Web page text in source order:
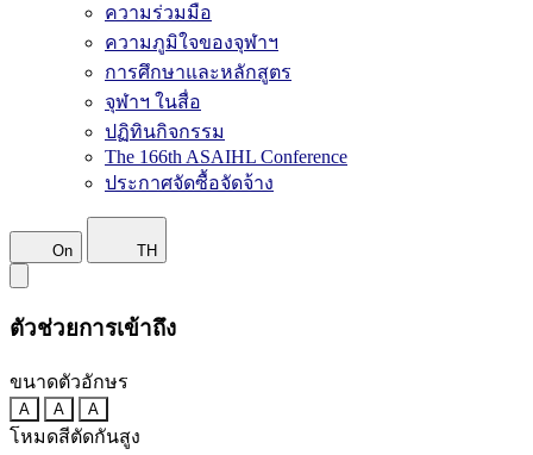
ความร่วมมือ
ความภูมิใจของจุฬาฯ
การศึกษาและหลักสูตร
จุฬาฯ ในสื่อ
ปฏิทินกิจกรรม
The 166th ASAIHL Conference
ประกาศจัดซื้อจัดจ้าง
On TH
ตัวช่วยการเข้าถึง
ขนาดตัวอักษร
A A A
โหมดสีตัดกันสูง